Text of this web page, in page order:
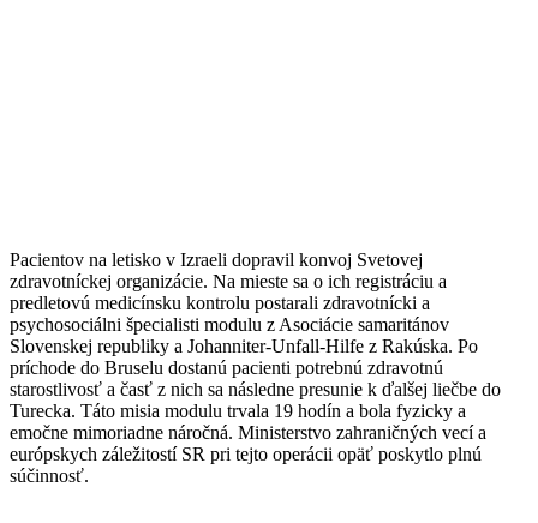
Pacientov na letisko v Izraeli dopravil konvoj Svetovej
zdravotníckej organizácie. Na mieste sa o ich registráciu a
predletovú medicínsku kontrolu postarali zdravotnícki a
psychosociálni špecialisti modulu z Asociácie samaritánov
Slovenskej republiky a Johanniter-Unfall-Hilfe z Rakúska. Po
príchode do Bruselu dostanú pacienti potrebnú zdravotnú
starostlivosť a časť z nich sa následne presunie k ďalšej liečbe do
Turecka. Táto misia modulu trvala 19 hodín a bola fyzicky a
emočne mimoriadne náročná. Ministerstvo zahraničných vecí a
európskych záležitostí SR pri tejto operácii opäť poskytlo plnú
súčinnosť.